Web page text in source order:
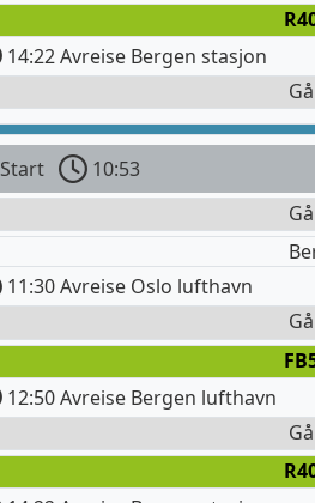
14:22 Avreise Bergen stasjon
Start 10:53
11:30 Avreise Oslo lufthavn
12:50 Avreise Bergen lufthavn